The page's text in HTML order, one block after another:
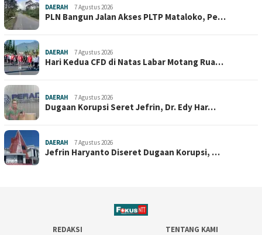
DAERAH 7 Agustus 2026
PLN Bangun Jalan Akses PLTP Mataloko, Pe…
DAERAH 7 Agustus 2026
Hari Kedua CFD di Natas Labar Motang Rua…
DAERAH 7 Agustus 2026
Dugaan Korupsi Seret Jefrin, Dr. Edy Har…
DAERAH 7 Agustus 2026
Jefrin Haryanto Diseret Dugaan Korupsi, …
REDAKSI
TENTANG KAMI